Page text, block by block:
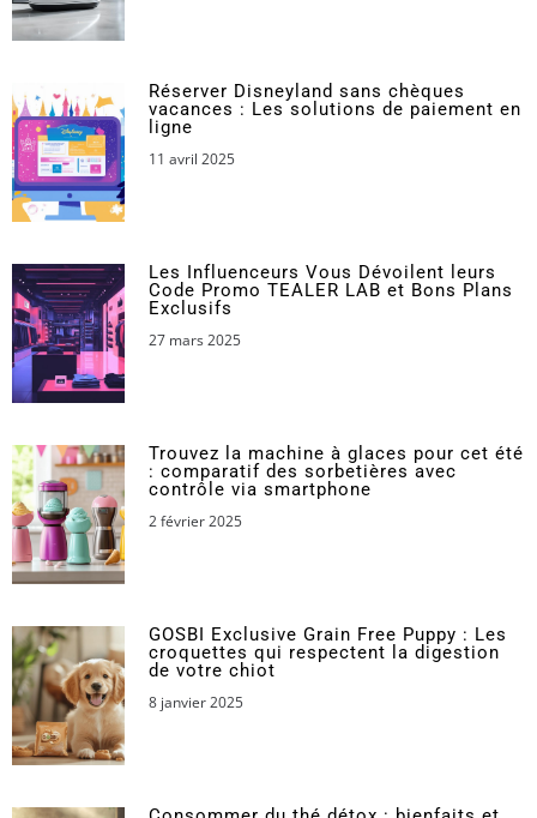
Réserver Disneyland sans chèques
vacances : Les solutions de paiement en
ligne
11 avril 2025
Les Influenceurs Vous Dévoilent leurs
Code Promo TEALER LAB et Bons Plans
Exclusifs
27 mars 2025
Trouvez la machine à glaces pour cet été
: comparatif des sorbetières avec
contrôle via smartphone
2 février 2025
GOSBI Exclusive Grain Free Puppy : Les
croquettes qui respectent la digestion
de votre chiot
8 janvier 2025